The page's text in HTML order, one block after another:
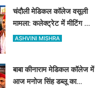
चंदौली मेडिकल कॉलेज वसूली
मामला: कलेक्ट्रेट में मीटिंग के
पहले प्राचार्य और डॉक्टर को
ASHVINI MISHRA
बाबा कीनाराम मेडिकल कॉलेज में
आज मनोज सिंह डब्लू का